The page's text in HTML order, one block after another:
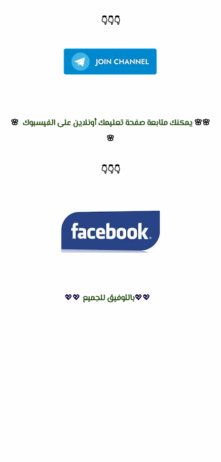
👇
👇
👇
🌸🌸 يمكنك متابعة صفحة تعليمك أونلاين على الفيسبوك 🌸
🌸
👇
👇
👇
💖💖بالتوفيق للجميع 💖💖